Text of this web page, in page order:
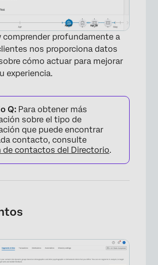
comprender profundamente a
nos proporciona datos
cómo actuar para mejorar
experiencia.
Q: Para obtener más
sobre el tipo de
que puede encontrar
contacto, consulte
de contactos del Directorio.